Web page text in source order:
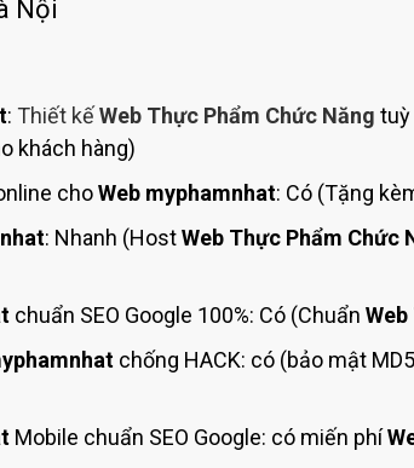
Bảng giá quản trị Website
Nội
: Thiết kếWeb Thực Phẩm Chức Năng tuỳ
khách hàng)
choWeb myphamnhat: Có (Tặng
: Nhanh (HostWeb Thực Phẩm Chức
chuẩn SEO Google 100%: Có (Chuẩn
chống HACK: có (bảo mật
Mobile chuẩn SEO Google: có miến phí